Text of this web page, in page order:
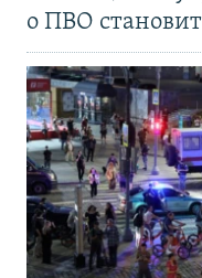
о ПВО